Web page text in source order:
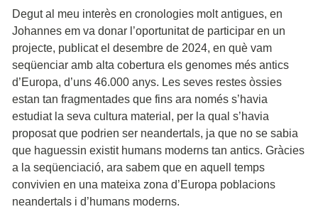
Degut al meu interès en cronologies molt antigues, en
Johannes em va donar l’oportunitat de participar en un
projecte, publicat el desembre de 2024, en què vam
seqüenciar amb alta cobertura els genomes més antics
d’Europa, d’uns 46.000 anys. Les seves restes òssies
estan tan fragmentades que fins ara només s’havia
estudiat la seva cultura material, per la qual s’havia
proposat que podrien ser neandertals, ja que no se sabia
que haguessin existit humans moderns tan antics. Gràcies
a la seqüenciació, ara sabem que en aquell temps
convivien en una mateixa zona d’Europa poblacions
neandertals i d’humans moderns.